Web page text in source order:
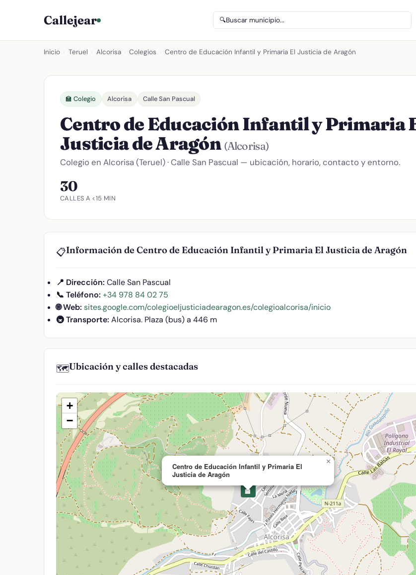
Callejear 🔍Buscar municipio...
Inicio Teruel Alcorisa Colegios Centro de Educación Infantil y Primaria El Justicia de Aragón
🏫 Colegio Alcorisa Calle San Pascual
Centro de Educación Infantil y Primaria
Justicia de Aragón (Alcorisa)
Colegio en Alcorisa (Teruel) · Calle San Pascual — ubicación, horario, contacto y entorno.
30
CALLES A <15 MIN
📋Información de Centro de Educación Infantil y Primaria El Justicia de Aragón
📍 Dirección: Calle San Pascual
📞 Teléfono: +34 978 84 02 75
🌐 Web: sites.google.com/colegioeljusticiadearagon.es/colegioalcorisa/inicio
🚇 Transporte: Alcorisa. Plaza (bus) a 446 m
🗺️Ubicación y calles destacadas
🏫
Centro de Educación Infantil y Primaria El
Justicia de Aragón
×
+
−